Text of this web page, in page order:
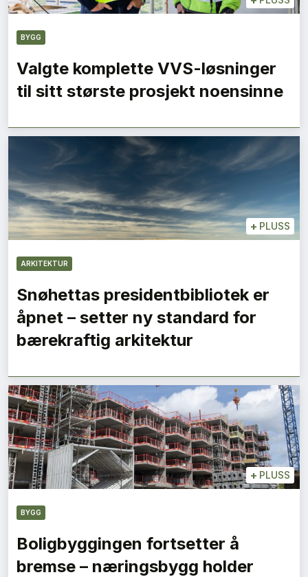
BYGG
Valgte komplette VVS-løsninger
til sitt største prosjekt noensinne
+ PLUSS
ARKITEKTUR
Snøhettas presidentbibliotek er
åpnet – setter ny standard for
bærekraftig arkitektur
+ PLUSS
BYGG
Boligbyggingen fortsetter å
bremse – næringsbygg holder